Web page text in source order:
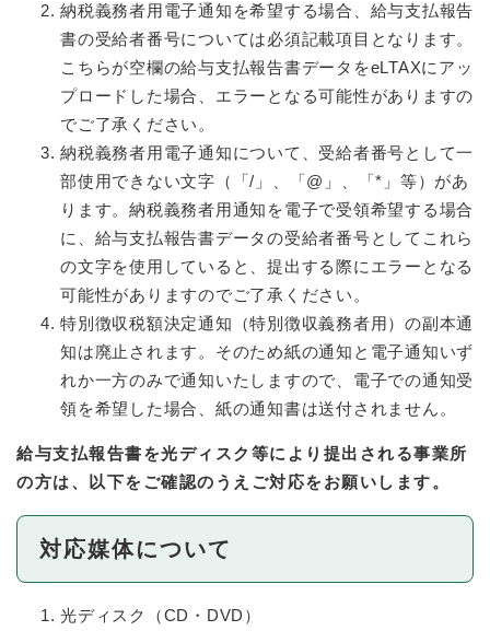
納税義務者用電子通知を希望する場合、給与支払報告
書の受給者番号については必須記載項目となります。
こちらが空欄の給与支払報告書データをeLTAXにアッ
プロードした場合、エラーとなる可能性がありますの
でご了承ください。
納税義務者用電子通知について、受給者番号として一
部使用できない文字（「/」、「@」、「*」等）があ
ります。納税義務者用通知を電子で受領希望する場合
に、給与支払報告書データの受給者番号としてこれら
の文字を使用していると、提出する際にエラーとなる
可能性がありますのでご了承ください。
特別徴収税額決定通知（特別徴収義務者用）の副本通
知は廃止されます。そのため紙の通知と電子通知いず
れか一方のみで通知いたしますので、電子での通知受
領を希望した場合、紙の通知書は送付されません。
給与支払報告書を光ディスク等により提出される事業所
の方は、以下をご確認のうえご対応をお願いします。
対応媒体について
光ディスク（CD・DVD）